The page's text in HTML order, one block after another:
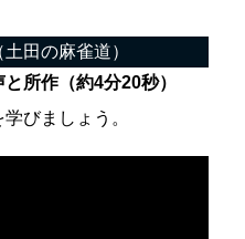
田の麻雀道）
所作（約4分20秒）
びましょう。